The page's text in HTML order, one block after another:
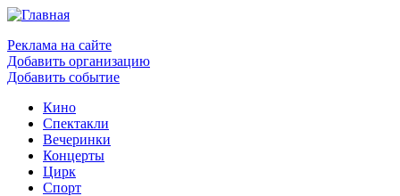
Реклама на сайте
Добавить организацию
Добавить событие
Кино
Спектакли
Вечеринки
Концерты
Цирк
Спорт